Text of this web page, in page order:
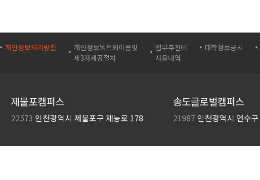
개인정보처리방침
개인정보목적외이용및
제3자제공절차
업무추진비
사용내역
대학정보공시
제물포캠퍼스
22573 인천광역시 제물포구 재능로 178
송도글로벌캠퍼스
21987 인천광역시 연수구